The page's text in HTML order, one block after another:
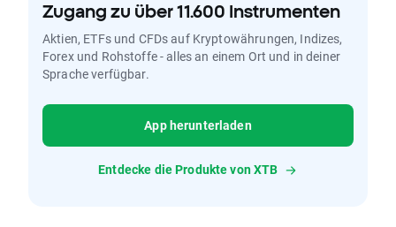
Zugang zu über 11.600 Instrumenten
Aktien, ETFs und CFDs auf Kryptowährungen, Indizes,
Forex und Rohstoffe - alles an einem Ort und in deiner
Sprache verfügbar.
App herunterladen
Entdecke die Produkte von XTB